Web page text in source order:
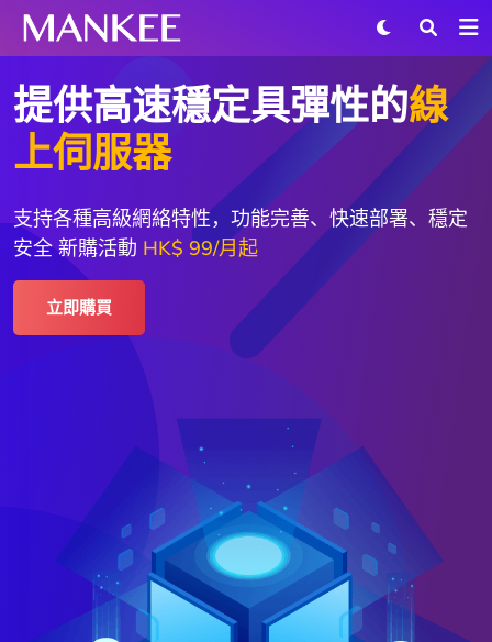
提供高速穩定具彈性的線
上伺服器
支持各種高級網絡特性，功能完善、快速部署、穩定
安全新購活動 HK$ 99/月起
立即購買